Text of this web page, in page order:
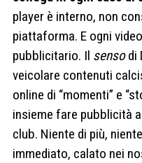
player è interno, non
piattaforma. E ogni
pubblicitario. Il sensodi
veicolare contenuti
online di “momenti” e
insieme fare pubblicità
club. Niente di più,
immediato, calato nei